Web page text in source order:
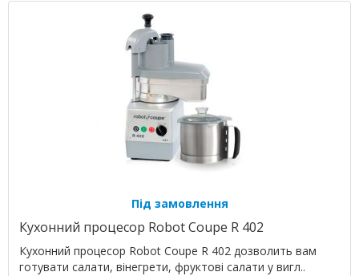
Під замовлення
Кухонний процесор Robot Coupe R 402
Кухонний процесор Robot Coupe R 402 дозволить вам
готувати салати, вінегрети, фруктові салати у вигл..